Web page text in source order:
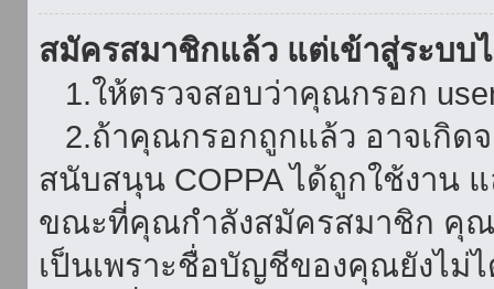
สมัครสมาชิกแล้ว แต่เข้าสู่ระบบ
1.ให้ตรวจสอบว่าคุณกรอก
2.ถ้าคุณกรอกถูกแล้ว อาจเกิด
สนับสนุน COPPA ได้ถูกใช้งาน
ขณะที่คุณกำลังสมัครสมาชิก คุ
เป็นเพราะชื่อบัญชีของคุณยังไม่